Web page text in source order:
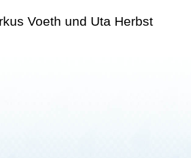
Voeth und Uta Herbst